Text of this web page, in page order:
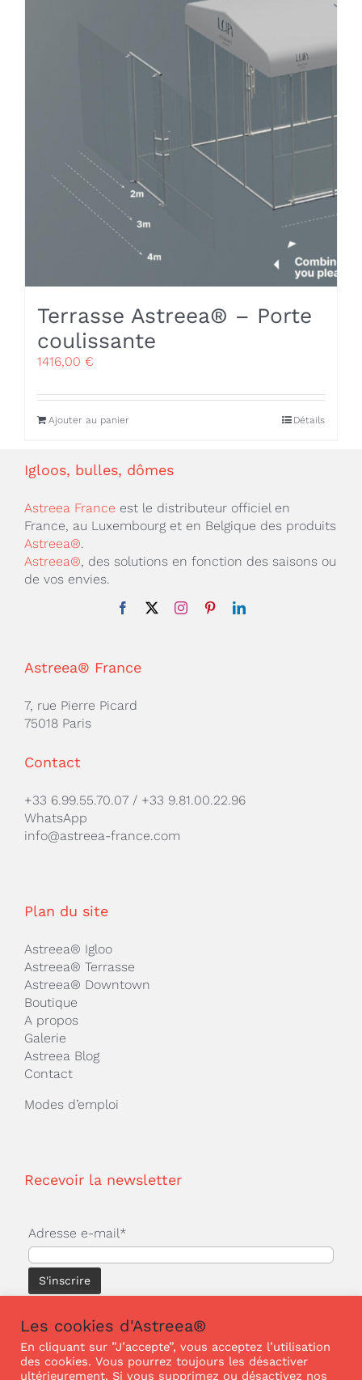
Terrasse Astreea® – Porte
coulissante
1416,00 €
Ajouter au panier Détails
Igloos, bulles, dômes
Astreea France est le distributeur officiel en
France, au Luxembourg et en Belgique des produits
Astreea®.
Astreea®, des solutions en fonction des saisons ou
de vos envies.
Astreea® France
7, rue Pierre Picard
75018 Paris
Contact
+33 6.99.55.70.07/ +33 9.81.00.22.96
WhatsApp
info@astreea-france.com
Plan du site
Astreea® Igloo
Astreea® Terrasse
Astreea® Downtown
Boutique
A propos
Galerie
Astreea Blog
Contact
Modes d’emploi
Recevoir la newsletter
Adresse e-mail*
© Copyright 2025 | ASTREEA® | Tous droits
Les cookies d'Astreea®
En cliquant sur ”J’accepte”, vous acceptez l’utilisation
des cookies. Vous pourrez toujours les désactiver
ultérieurement. Si vous supprimez ou désactivez nos